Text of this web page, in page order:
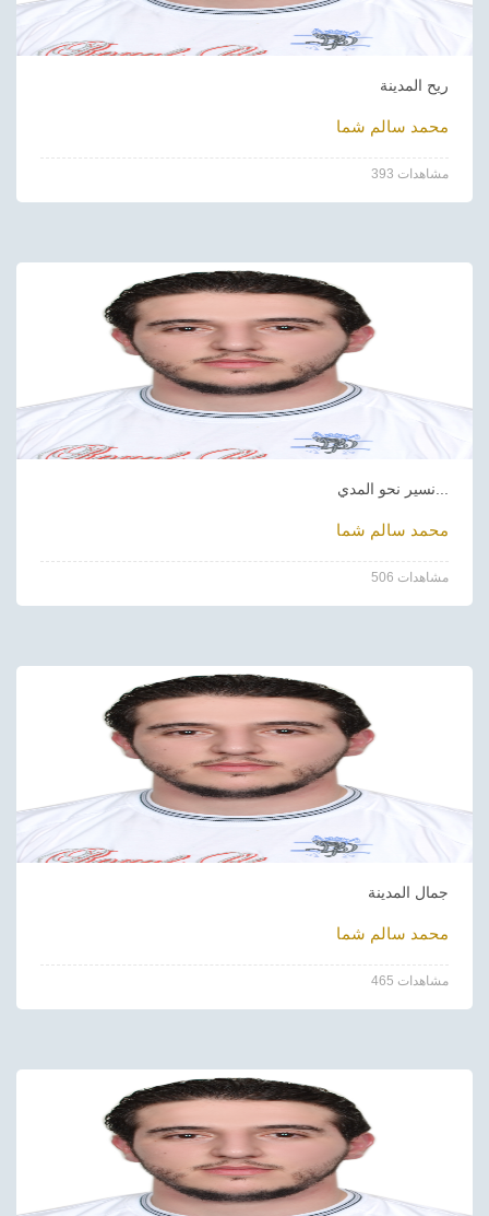
ريح المدينة
محمد سالم شما
393 مشاهدات
محمد سالم شما
506 مشاهدات
جمال المدينة
محمد سالم شما
465 مشاهدات